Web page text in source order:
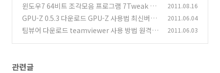
다운로드 하기
(16)
윈도우7 64비트 조각모음 프로그램 7Tweak 1.
9.1 Pro 포터블
(52)
2011.08.16
GPU-Z 0.5.3 다운로드 GPU-Z 사용법 최신버전
ROG스킨
(8)
2011.06.04
팀뷰어 다운로드 teamviewer 사용 방법 원격제
2011.06.03
관련글